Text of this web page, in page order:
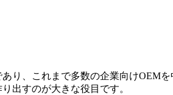
り、これまで多数の企業向けOEM
出すのが大きな役目です。